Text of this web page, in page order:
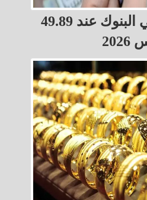
أعلى سعر للدولار في البنوك عند 49.89